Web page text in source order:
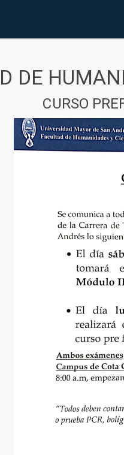
DE
CURSO